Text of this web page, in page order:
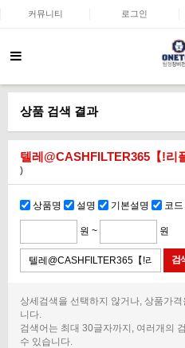
커뮤니티 로그인
상품 검색 결과
텔레@CASHFILTER365【ǃ
)
상품명 설명 기본설명 코드
원 ~ 원
상세검색을 선택하지 않거나, 상품가
니다.
검색어는 최대 30글자까지, 여러개의
수 있습니다.